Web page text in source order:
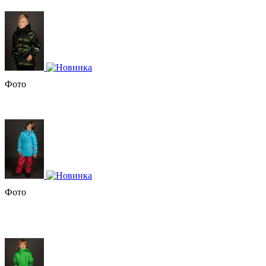
Фото
Фото